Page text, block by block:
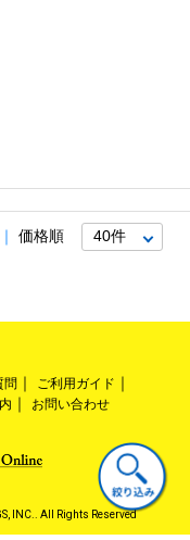
価格順
問
ご利用ガイド
お問い合わせ
INC.. All Rights Reserved